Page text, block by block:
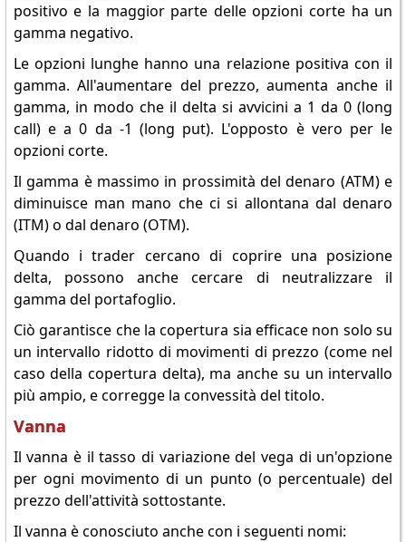
positivo e la maggior parte delle opzioni corte ha un
gamma negativo.
Le opzioni lunghe hanno una relazione positiva con il
gamma. All'aumentare del prezzo, aumenta anche il
gamma, in modo che il delta si avvicini a 1 da 0 (long
call) e a 0 da -1 (long put). L'opposto è vero per le
opzioni corte.
Il gamma è massimo in prossimità del denaro (ATM) e
diminuisce man mano che ci si allontana dal denaro
(ITM) o dal denaro (OTM).
Quando i trader cercano di coprire una posizione
delta, possono anche cercare di neutralizzare il
gamma del portafoglio.
Ciò garantisce che la copertura sia efficace non solo su
un intervallo ridotto di movimenti di prezzo (come nel
caso della copertura delta), ma anche su un intervallo
più ampio, e corregge la convessità del titolo.
Vanna
Il vanna è il tasso di variazione del vega di un'opzione
per ogni movimento di un punto (o percentuale) del
prezzo dell'attività sottostante.
Il vanna è conosciuto anche con i seguenti nomi: